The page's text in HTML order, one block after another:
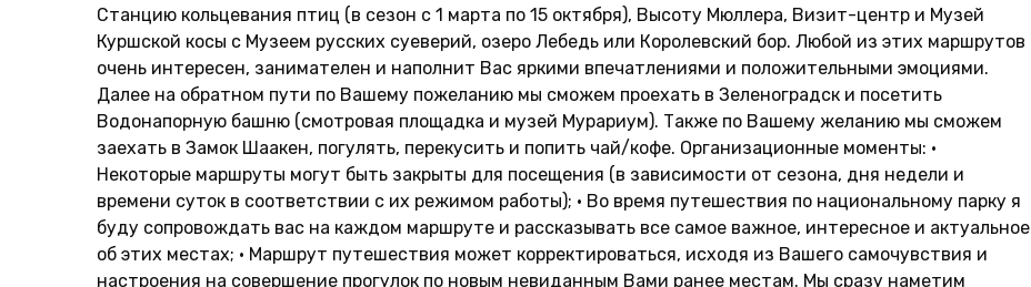
Станцию кольцевания птиц (в сезон с 1 марта по 15 октября), Высоту Мюллера, Визит-центр и Музей
Куршской косы с Музеем русских суеверий, озеро Лебедь или Королевский бор. Любой из этих маршрутов
очень интересен, занимателен и наполнит Вас яркими впечатлениями и положительными эмоциями.
Далее на обратном пути по Вашему пожеланию мы сможем проехать в Зеленоградск и посетить
Водонапорную башню (смотровая площадка и музей Мурариум). Также по Вашему желанию мы сможем
заехать в Замок Шаакен, погулять, перекусить и попить чай/кофе. Организационные моменты: •
Некоторые маршруты могут быть закрыты для посещения (в зависимости от сезона, дня недели и
времени суток в соответствии с их режимом работы); • Во время путешествия по национальному парку я
буду сопровождать вас на каждом маршруте и рассказывать все самое важное, интересное и актуальное
об этих местах; • Маршрут путешествия может корректироваться, исходя из Вашего самочувствия и
настроения на совершение прогулок по новым невиданным Вами ранее местам. Мы сразу наметим